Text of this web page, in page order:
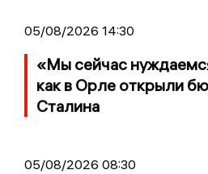
05/08/2026 14:30
«Мы сейчас
как в Орле открыли
Сталина
05/08/2026 08:30